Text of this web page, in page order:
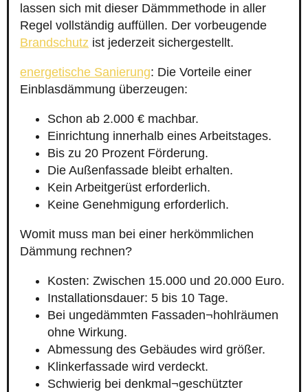
lassen sich mit dieser Dämmmethode in aller
Regel vollständig auffüllen. Der vorbeugende
Brandschutz ist jederzeit sichergestellt.
energetische Sanierung: Die Vorteile einer
Einblasdämmung überzeugen:
Schon ab 2.000 € machbar.
Einrichtung innerhalb eines Arbeitstages.
Bis zu 20 Prozent Förderung.
Die Außenfassade bleibt erhalten.
Kein Arbeitgerüst erforderlich.
Keine Genehmigung erforderlich.
Womit muss man bei einer herkömmlichen
Dämmung rechnen?
Kosten: Zwischen 15.000 und 20.000 Euro.
Installationsdauer: 5 bis 10 Tage.
Bei ungedämmten Fassaden¬hohlräumen
ohne Wirkung.
Abmessung des Gebäudes wird größer.
Klinkerfassade wird verdeckt.
Schwierig bei denkmal¬geschützter